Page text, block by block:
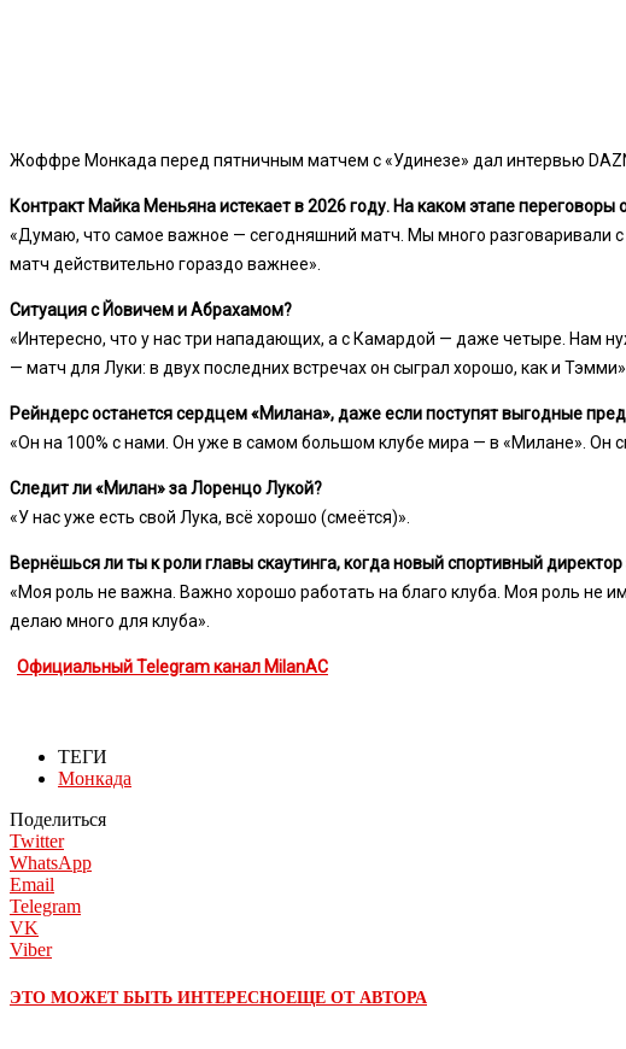
Жоффре Монкада перед пятничным матчем с «Удинезе» дал интервью
Контракт Майка Меньяна истекает в 2026 году. На каком этапе переговоры
«Думаю, что самое важное — сегодняшний матч. Мы много разговаривали
матч действительно гораздо важнее».
Ситуация с Йовичем и Абрахамом?
«Интересно, что у нас три нападающих, а с Камардой — даже четыре. Нам
— матч для Луки: в двух последних встречах он сыграл хорошо, как и Тэмми».
Рейндерс останется сердцем «Милана», даже если поступят выгодные
«Он на 100% с нами. Он уже в самом большом клубе мира — в «Милане». Он
Следит ли «Милан» за Лоренцо Лукой?
«У нас уже есть свой Лука, всё хорошо (смеётся)».
Вернёшься ли ты к роли главы скаутинга, когда новый спортивный
«Моя роль не важна. Важно хорошо работать на благо клуба. Моя роль не
делаю много для клуба».
Официальный Telegram канал MilanAC
ТЕГИ
Монкада
Поделиться
Twitter
WhatsApp
Email
Telegram
VK
Viber
ЭТО МОЖЕТ БЫТЬ ИНТЕРЕСНОЕЩЕ ОТ АВТОРА